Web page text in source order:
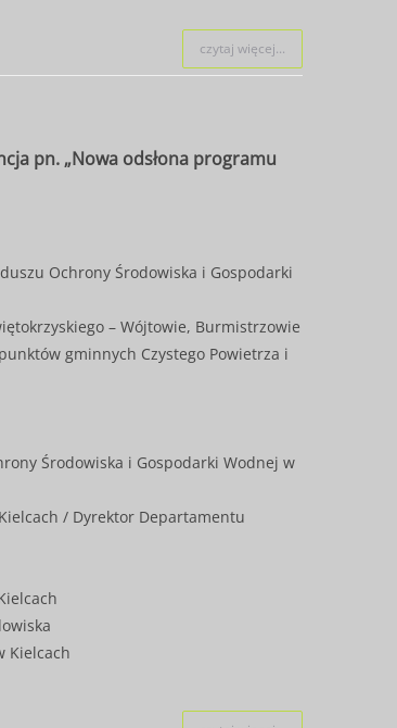
czytaj więcej...
pn. „Nowa odsłona programu
Ochrony Środowiska i Gospodarki
– Wójtowie, Burmistrzowie
gminnych Czystego Powietrza i
Środowiska i Gospodarki Wodnej w
/ Dyrektor Departamentu
Kielcach